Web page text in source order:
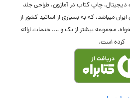
چاپ کتاب در آمازون، طراحی جلد
میباشد، که به بسیاری از اساتید کشور از
مجموعه بیشتر از یک و …. خدمات ارائه
کرده است.